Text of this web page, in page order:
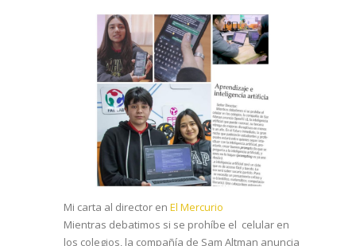
Mi carta al director en El Mercurio
Mientras debatimos si se prohíbe el celular en
los colegios, la compañía de Sam Altman anuncia